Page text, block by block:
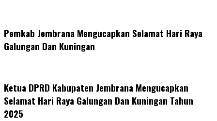
Pemkab Jembrana Mengucapkan Selamat Hari Raya
Galungan Dan Kuningan
Ketua DPRD Kabupaten Jembrana Mengucapkan
Selamat Hari Raya Galungan Dan Kuningan Tahun
2025